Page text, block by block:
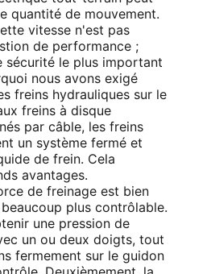
quantité de mouvement.
vitesse n'est pas
de performance ;
sécurité le plus important
nous avons exigé
freins hydrauliques sur le
freins à disque
par câble, les freins
un système fermé et
de frein. Cela
avantages.
de freinage est bien
plus contrôlable.
une pression de
un ou deux doigts, tout
fermement sur le guidon